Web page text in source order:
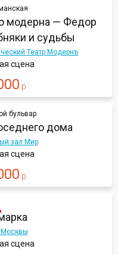
модерна — Федор
и судьбы
Театр Модернъ
сцена
р.
бульвар
дома
зал Мир
сцена
р.
Москвы
сцена